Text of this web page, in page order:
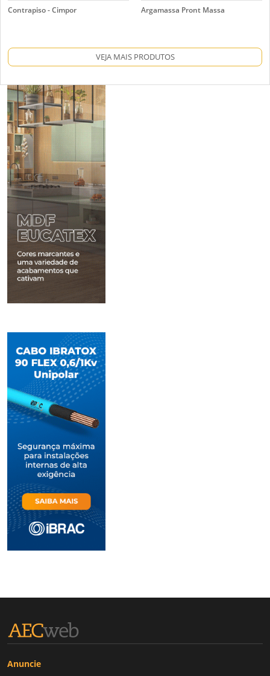
Contrapiso - Cimpor Argamassa Pront Massa
VEJA MAIS PRODUTOS
Anuncie